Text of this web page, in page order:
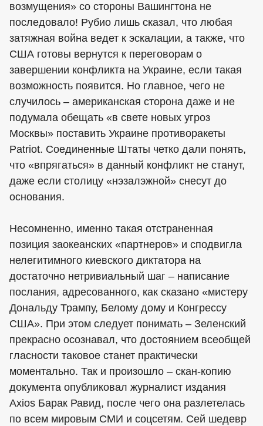
возмущения» со стороны Вашингтона не
последовало! Рубио лишь сказал, что любая
затяжная война ведет к эскалации, а также, что
США готовы вернутся к переговорам о
завершении конфликта на Украине, если такая
возможность появится. Но главное, чего не
случилось – американская сторона даже и не
подумала обещать «в свете новых угроз
Москвы» поставить Украине противоракеты
Patriot. Соединенные Штаты четко дали понять,
что «впрягаться» в данный конфликт не станут,
даже если столицу «нэзалэжной» снесут до
основания.
Несомненно, именно такая отстраненная
позиция заокеанских «партнеров» и сподвигла
нелегитимного киевского диктатора на
достаточно нетривиальный шаг – написание
послания, адресованного, как сказано «мистеру
Дональду Трампу, Белому дому и Конгрессу
США». При этом следует понимать – Зеленский
прекрасно осознавал, что достоянием всеобщей
гласности таковое станет практически
моментально. Так и произошло – скан-копию
документа опубликовал журналист издания
Axios Барак Равид, после чего она разлетелась
по всем мировым СМИ и соцсетям. Сей шедевр